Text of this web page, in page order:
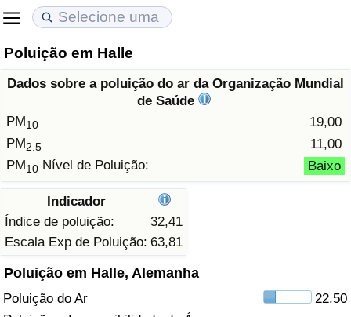
Poluição em Halle
Dados sobre a poluição do ar da Organização Mundial
de Saúde
PM10
19,00
PM2.5
11,00
PM10 Nível de Poluição: Baixo
Indicador
Índice de poluição:
32,41
Escala Exp de Poluição: 63,81
Poluição em Halle, Alemanha
Poluição do Ar
22.50
Custo de Vida
Indicador de Custo de Vida (Atual)
Indicador de Custo de Vida
em Aqaba
Preços de Imóveis
Indicador de Preços de Imóveis (Atual)
Indicador de Preços de Imóveis
Qualidade de Vida
Indicador de Qualidade de Vida
Indicador de Qualidade de Vida (Atual)
Crime
Taxa do Indicador de Crime (Atual)
Indicador de Crime